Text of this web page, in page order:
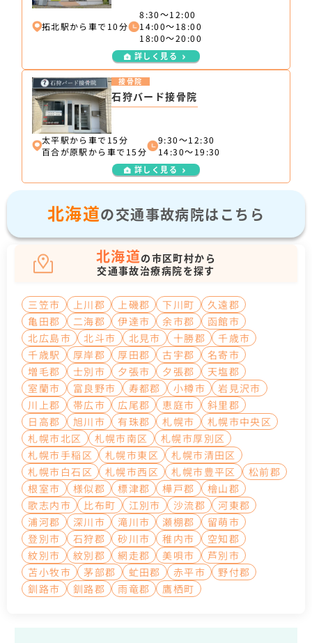
拓北駅から車で10分
8:30～12:00
14:00～18:00
18:00～20:00
詳しく見る
石狩バード接骨院
接骨院
太平駅から車で15分
百合が原駅から車で15分
9:30～12:30
14:30～19:30
詳しく見る
北海道の交通事故病院はこちら
北海道の市区町村から
交通事故治療病院を探す
三笠市 上川郡 上磯郡 下川町
久遠郡
亀田郡
二海郡 伊達市 余市郡
函館市
北広島市
北斗市 北見市 十勝郡
千歳市
千歳駅
厚岸郡 厚田郡 古宇郡
名寄市
増毛郡
士別市 夕張市 夕張郡
天塩郡
室蘭市
富良野市 寿都郡 小樽市
岩見沢市
川上郡
帯広市 広尾郡 恵庭市
斜里郡
日高郡
旭川市 有珠郡 札幌市
札幌市中央区
札幌市北区
札幌市南区
札幌市厚別区
札幌市手稲区
札幌市東区
札幌市清田区
札幌市白石区
札幌市西区 札幌市豊平区
松前郡
根室市
様似郡 標津郡 樺戸郡
檜山郡
歌志内市
比布町 江別市 沙流郡
河東郡
浦河郡
深川市 滝川市 瀬棚郡
留萌市
登別市
石狩郡 砂川市 稚内市
空知郡
紋別市
紋別郡 網走郡 美唄市
芦別市
苫小牧市
茅部郡 虻田郡 赤平市
野付郡
釧路市
釧路郡 雨竜郡 鷹栖町